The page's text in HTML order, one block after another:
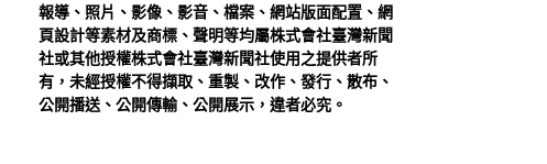
報導、照片、影像、影音、檔案、網站版面配置、網
頁設計等素材及商標、聲明等均屬株式會社臺灣新聞
社或其他授權株式會社臺灣新聞社使用之提供者所
有，未經授權不得擷取、重製、改作、發行、散布、
公開播送、公開傳輸、公開展示，違者必究。